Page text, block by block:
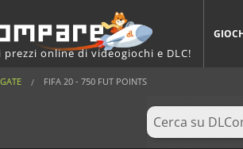
online di videogiochi e DLC!
FIFA 20 - 750 FUT POINTS